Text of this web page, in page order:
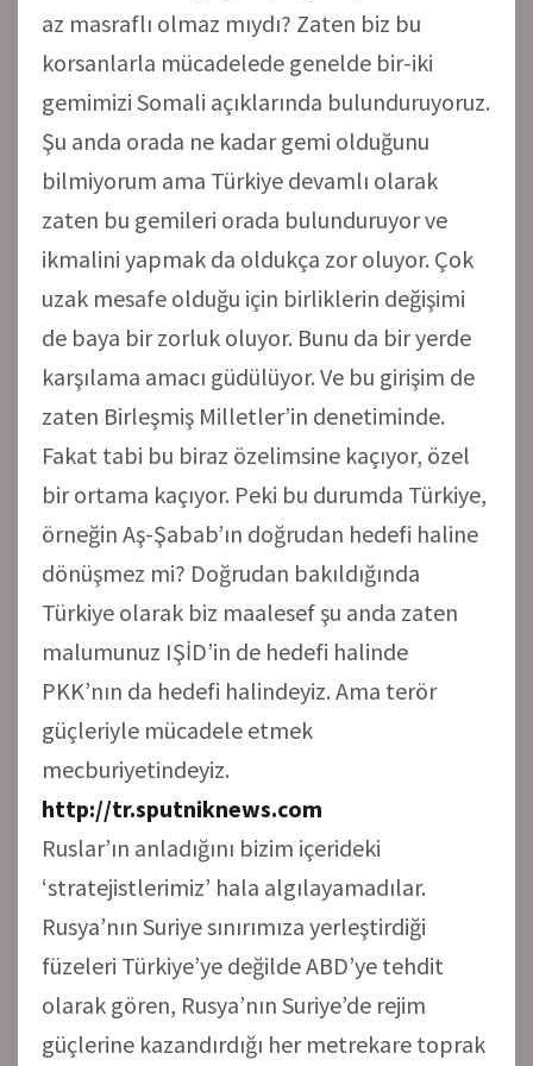
az masraflı olmaz mıydı? Zaten biz bu
korsanlarla mücadelede genelde bir-iki
gemimizi Somali açıklarında bulunduruyoruz.
Şu anda orada ne kadar gemi olduğunu
bilmiyorum ama Türkiye devamlı olarak
zaten bu gemileri orada bulunduruyor ve
ikmalini yapmak da oldukça zor oluyor. Çok
uzak mesafe olduğu için birliklerin değişimi
de baya bir zorluk oluyor. Bunu da bir yerde
karşılama amacı güdülüyor. Ve bu girişim de
zaten Birleşmiş Milletler’in denetiminde.
Fakat tabi bu biraz özelimsine kaçıyor, özel
bir ortama kaçıyor. Peki bu durumda Türkiye,
örneğin Aş-Şabab’ın doğrudan hedefi haline
dönüşmez mi? Doğrudan bakıldığında
Türkiye olarak biz maalesef şu anda zaten
malumunuz IŞİD’in de hedefi halinde
PKK’nın da hedefi halindeyiz. Ama terör
güçleriyle mücadele etmek
mecburiyetindeyiz.
http://tr.sputniknews.com
Ruslar’ın anladığını bizim içerideki
‘stratejistlerimiz’ hala algılayamadılar.
Rusya’nın Suriye sınırımıza yerleştirdiği
füzeleri Türkiye’ye değilde ABD’ye tehdit
olarak gören, Rusya’nın Suriye’de rejim
güçlerine kazandırdığı her metrekare toprak